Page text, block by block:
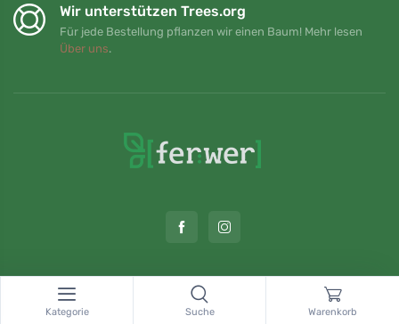
Wir unterstützen Trees.org
Für jede Bestellung pflanzen wir einen Baum! Mehr lesen
Über uns.
© Topshelf s.r.o. Alle Rechte vorbehalten.
Kategorie Suche Warenkorb